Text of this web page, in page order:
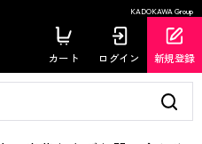
KADOKAWA Group
カート ログイン 新規登録